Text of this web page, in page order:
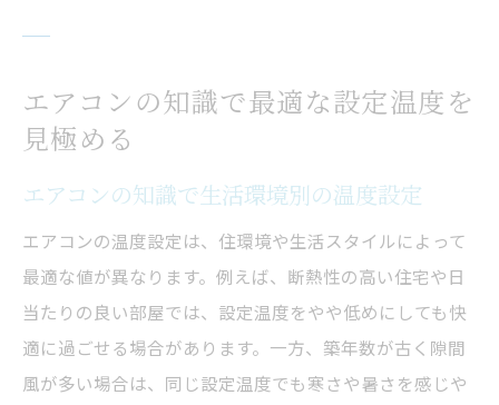
エアコンの知識で最適な設定温度を
見極める
エアコンの知識で生活環境別の温度設定
エアコンの温度設定は、住環境や生活スタイルによって
最適な値が異なります。例えば、断熱性の高い住宅や日
当たりの良い部屋では、設定温度をやや低めにしても快
適に過ごせる場合があります。一方、築年数が古く隙間
風が多い場合は、同じ設定温度でも寒さや暑さを感じや